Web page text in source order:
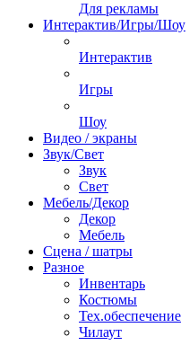
Для рекламы
Интерактив/Игры/Шоу
Интерактив
Игры
Шоу
Видео / экраны
Звук/Свет
Звук
Свет
Мебель/Декор
Декор
Мебель
Сцена / шатры
Разное
Инвентарь
Костюмы
Тех.обеспечение
Чилаут